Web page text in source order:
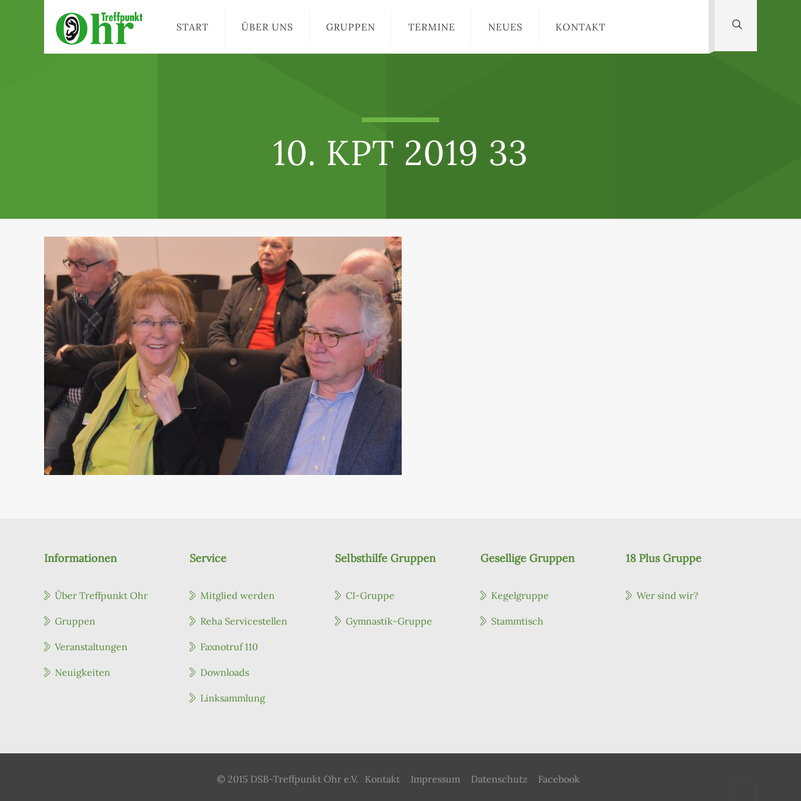
START ÜBER UNS GRUPPEN TERMINE NEUES KONTAKT
10. KPT 2019 33
Informationen
Über Treffpunkt Ohr
Gruppen
Veranstaltungen
Neuigkeiten
Service
Mitglied werden
Reha Servicestellen
Faxnotruf 110
Downloads
Linksammlung
Selbsthilfe Gruppen
CI-Gruppe
Gymnastik-Gruppe
Gesellige Gruppen
Kegelgruppe
Stammtisch
18 Plus Gruppe
Wer sind wir?
© 2015 DSB-Treffpunkt Ohr e.V. Kontakt Impressum Datenschutz Facebook